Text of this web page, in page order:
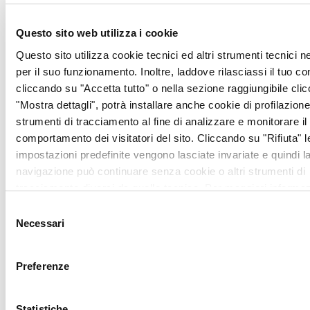
Questo sito web utilizza i cookie
Questo sito utilizza cookie tecnici ed altri strumenti tecnici
per il suo funzionamento. Inoltre, laddove rilasciassi il tuo
cliccando su "Accetta tutto" o nella sezione raggiungibile
"Mostra dettagli", potrà installare anche cookie di
strumenti di tracciamento al fine di analizzare e monitorare il
comportamento dei visitatori del sito. Cliccando su "Rifiuta"
impostazioni predefinite vengono lasciate invariate e quindi
navigazione può continuare senza cookie o altri strumenti di
delNecessari
Preferenze
Angela Sette.
partecipazione 50,00 €per
il menu’ tradizionale e
vegetariano
Quota di
partecipazione 25,00 €per
il menu’ bambini